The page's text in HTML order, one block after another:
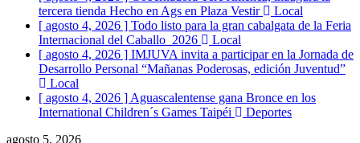
tercera tienda Hecho en Ags en Plaza Vestir
Local
[ agosto 4, 2026 ] Todo listo para la gran cabalgata de la Feria
Internacional del Caballo 2026
Local
[ agosto 4, 2026 ] IMJUVA invita a participar en la Jornada de
Desarrollo Personal “Mañanas Poderosas, edición Juventud”
Local
[ agosto 4, 2026 ] Aguascalentense gana Bronce en los
International Children´s Games Taipéi
Deportes
agosto 5, 2026